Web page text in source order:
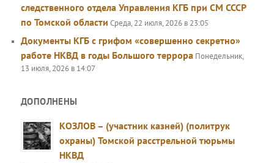
следственного отдела Управления КГБ при СМ СССР
по Томской области Среда, 22 июля, 2026 в 23:05
Документы КГБ с грифом «совершенно секретно»
работе НКВД в годы Большого террора Понедельник,
13 июля, 2026 в 14:07
ДОПОЛНЕНЫ
КОЗЛОВ – (участник казней) (политрук
охраны) Томской расстрельной тюрьмы
НКВД